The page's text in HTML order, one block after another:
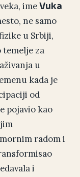
imeVuka
ne samo
u Srbiji,
temelje za
u
kada je
od
pojavio kao
radom i
i